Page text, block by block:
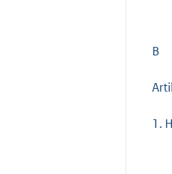
B
1.